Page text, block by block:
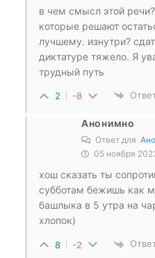
в чем смысл этой
которые решают
лучшему. изнутри?
диктатуре тяжело. Я
трудный путь
2 -8
Анонимно
Ответ для
05 ноября
хош сказать ты
субботам бежишь как
башлыка в 5 утра на
хлопок)
8 -2